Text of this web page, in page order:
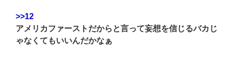
>>12
アメリカファーストだからと言って妄想を信じるバカじ
ゃなくてもいいんだかなぁ